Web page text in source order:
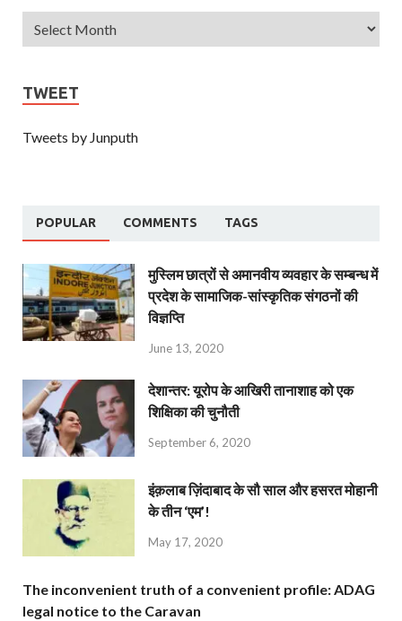
TWEET
Tweets by Junputh
POPULAR COMMENTS TAGS
मुस्लिम छात्रों से अमानवीय व्यवहार के सम्बन्ध में
प्रदेश के सामाजिक-सांस्कृतिक संगठनों की
विज्ञप्ति
June 13, 2020
देशान्‍तर: यूरोप के आखिरी तानाशाह को एक
शिक्षिका की चुनौती
September 6, 2020
इंक़लाब ज़िंदाबाद के सौ साल और हसरत मोहानी
के तीन ‘एम’!
May 17, 2020
The inconvenient truth of a convenient profile: ADAG
legal notice to the Caravan